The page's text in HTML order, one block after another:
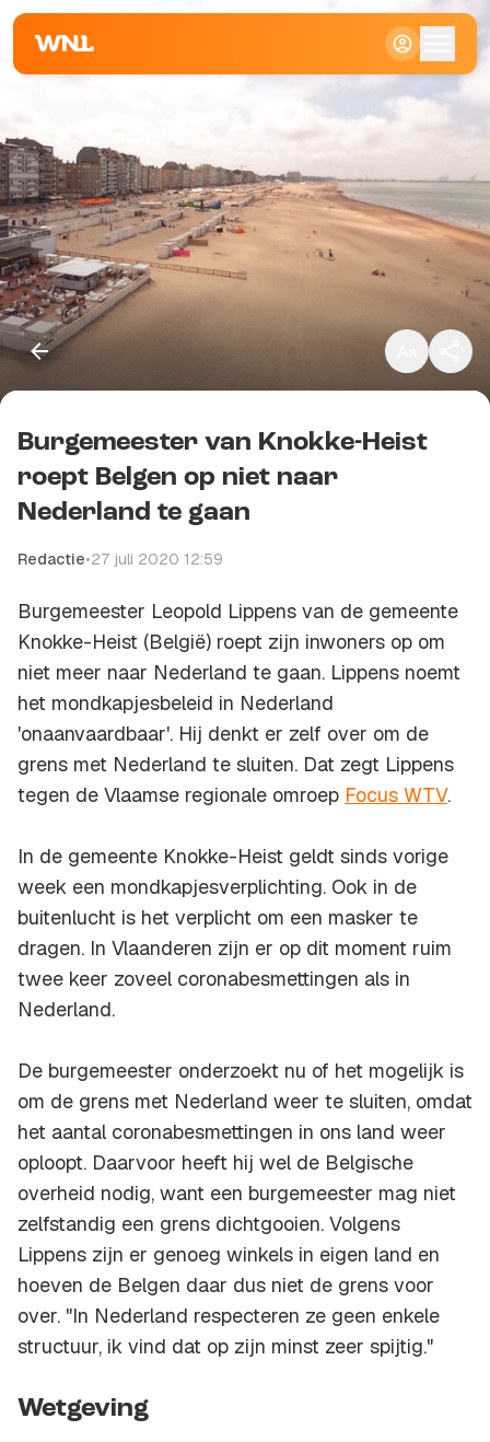
Standaard
Kopieer link
Burgemeester van Knokke-Heist
roept Belgen op niet naar
Nederland te gaan
Redactie•27 juli 2020 12:59
Burgemeester Leopold Lippens van de gemeente
Knokke-Heist (België) roept zijn inwoners op om
niet meer naar Nederland te gaan. Lippens noemt
het mondkapjesbeleid in Nederland
'onaanvaardbaar'. Hij denkt er zelf over om de
grens met Nederland te sluiten. Dat zegt Lippens
tegen de Vlaamse regionale omroep Focus WTV.
In de gemeente Knokke-Heist geldt sinds vorige
week een mondkapjesverplichting. Ook in de
buitenlucht is het verplicht om een masker te
dragen. In Vlaanderen zijn er op dit moment ruim
twee keer zoveel coronabesmettingen als in
Nederland.
De burgemeester onderzoekt nu of het mogelijk is
om de grens met Nederland weer te sluiten, omdat
het aantal coronabesmettingen in ons land weer
oploopt. Daarvoor heeft hij wel de Belgische
overheid nodig, want een burgemeester mag niet
zelfstandig een grens dichtgooien. Volgens
Lippens zijn er genoeg winkels in eigen land en
hoeven de Belgen daar dus niet de grens voor
over. "In Nederland respecteren ze geen enkele
structuur, ik vind dat op zijn minst zeer spijtig."
Wetgeving